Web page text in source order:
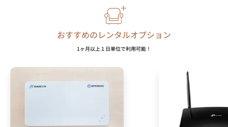
おすすめのレンタルオプション
1ヶ月以上１日単位で利用可能！